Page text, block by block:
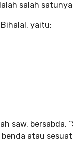
salah satunya.
yaitu:
saw. bersabda,
atau